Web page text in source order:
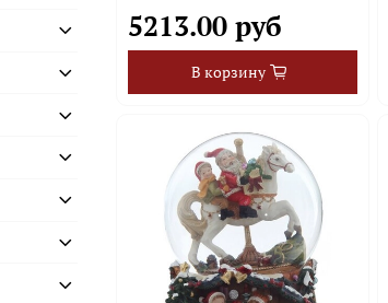
5213.00 руб
В корзину